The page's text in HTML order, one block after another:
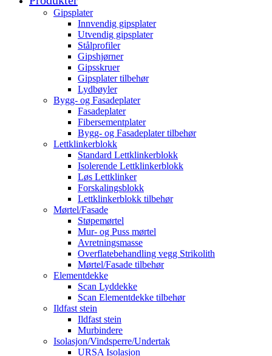
Gipsplater
Innvendig gipsplater
Utvendig gipsplater
Stålprofiler
Gipshjørner
Gipsskruer
Gipsplater tilbehør
Lydbøyler
Bygg- og Fasadeplater
Fasadeplater
Fibersementplater
Bygg- og Fasadeplater tilbehør
Lettklinkerblokk
Standard Lettklinkerblokk
Isolerende Lettklinkerblokk
Løs Lettklinker
Forskalingsblokk
Lettklinkerblokk tilbehør
Mørtel/Fasade
Støpemørtel
Mur- og Puss mørtel
Avretningsmasse
Overflatebehandling vegg Strikolith
Mørtel/Fasade tilbehør
Elementdekke
Scan Lyddekke
Scan Elementdekke tilbehør
Ildfast stein
Ildfast stein
Murbindere
Isolasjon/Vindsperre/Undertak
URSA Isolasjon